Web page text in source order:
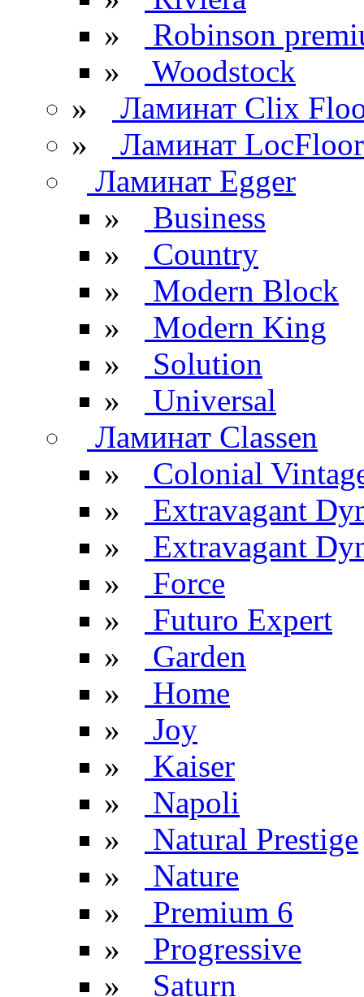
»
Robinson
»
Woodstock
»
Ламинат Clix
»
Ламинат LocFloor
Ламинат Egger
»
Business
»
Country
»
Modern Block
»
Modern King
»
Solution
»
Universal
Ламинат Classen
»
Colonial
»
Extravagant
»
Extravagant
»
Force
»
Futuro Expert
»
Garden
»
Home
»
Joy
»
Kaiser
»
Napoli
»
Natural Prestige
»
Nature
»
Premium 6
»
Progressive
»
Saturn